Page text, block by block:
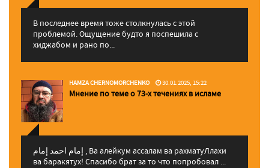
В последнее время тоже столкнулась с этой
проблемой. Ощущение будто я поспешила с
хиджабом и рано по...
HAMZA CHERNOMORCHENKO 30.01.2025, 15:22
Мнение по теме о 73-х течениях в исламе
إمام احمد إمام , Ва алейкум ассалам ва рахматуЛлахи
ва баракятух! Спасибо брат за то что попробовал ...